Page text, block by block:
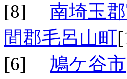
[8] 南埼玉
間郡毛呂山町
[6] 鳩ケ谷市